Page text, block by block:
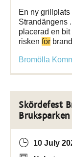
En ny
Strandängens
placerad en
risken för brand
Bromölla
Skördefest
Bruksparken
10 July